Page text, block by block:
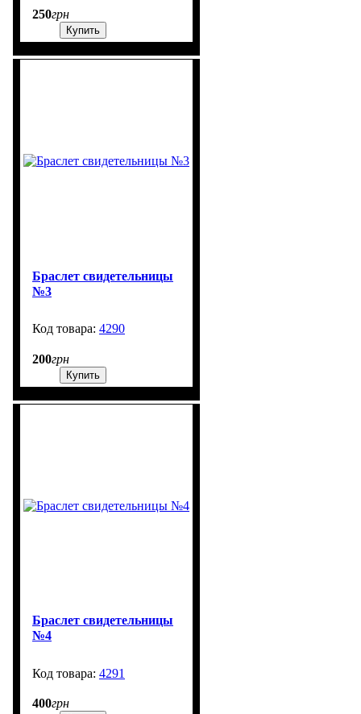
250грн
Купить
Браслет свидетельницы
№3
4290
200грн
Купить
Браслет свидетельницы
№4
4291
400грн